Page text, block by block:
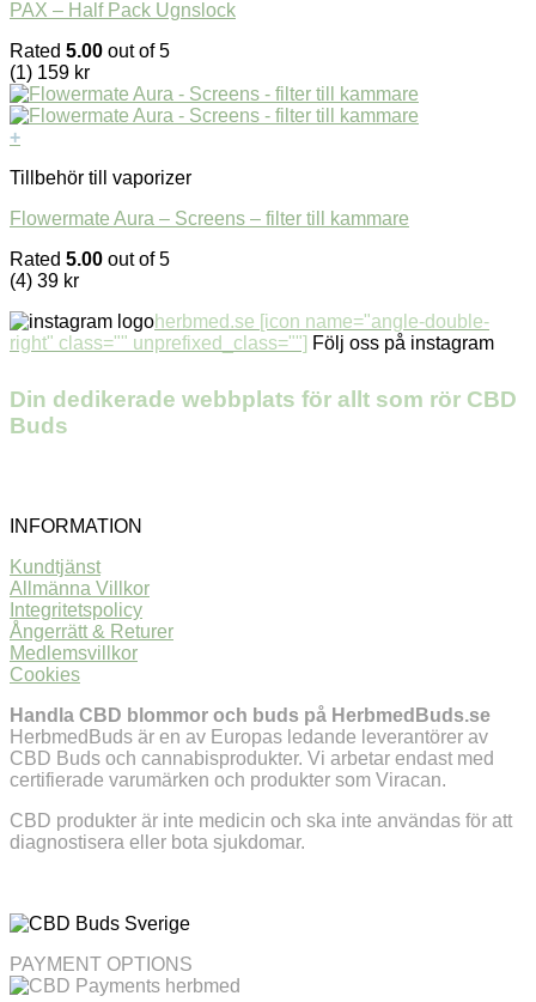
PAX – Half Pack Ugnslock
Rated 5.00 out of 5
(1) 159 kr
+
Tillbehör till vaporizer
Flowermate Aura – Screens – filter till kammare
Rated 5.00 out of 5
(4) 39 kr
herbmed.se [icon name="angle-double-
right" class="" unprefixed_class=""] Följ oss på instagram
Din dedikerade webbplats för allt som rör CBD
Buds
INFORMATION
Kundtjänst
Allmänna Villkor
Integritetspolicy
Ångerrätt & Returer
Medlemsvillkor
Cookies
Handla CBD blommor och buds på HerbmedBuds.se
HerbmedBuds är en av Europas ledande leverantörer av
CBD Buds och cannabisprodukter. Vi arbetar endast med
certifierade varumärken och produkter som Viracan.
CBD produkter är inte medicin och ska inte användas för att
diagnostisera eller bota sjukdomar.
PAYMENT OPTIONS